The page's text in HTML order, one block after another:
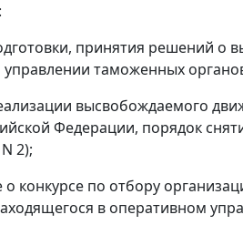
принятия решений о
таможенных
высвобождаемого
Федерации, порядок
2);
конкурсе по отбору
в оперативном